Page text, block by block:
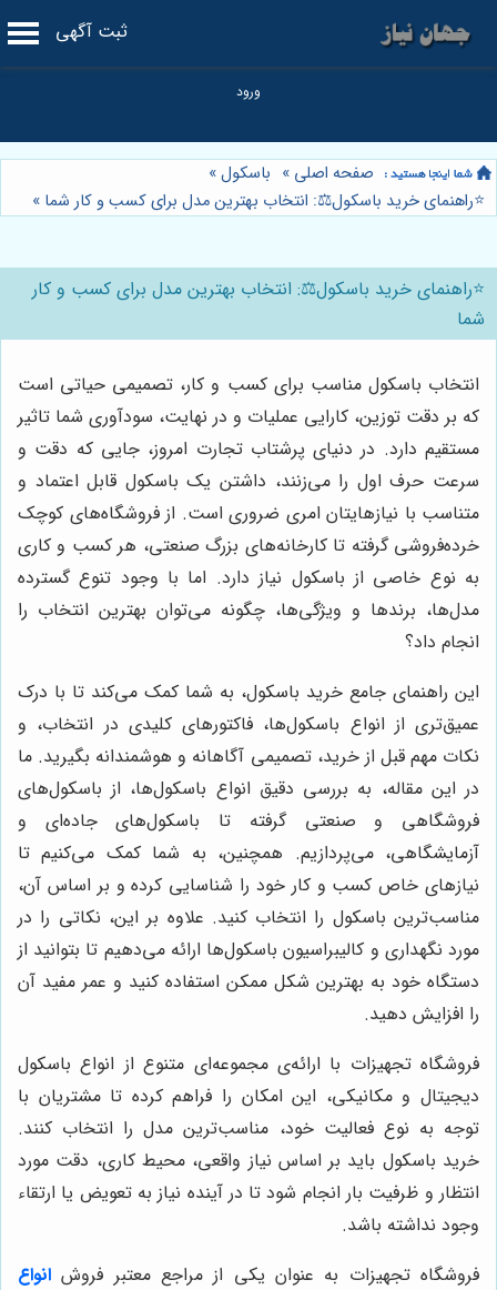
ثبت آگهی
صفحه اصلی » باسکول»
⭐️راهنمای خرید باسکول⚖️: انتخاب بهترین مدل برای کسب و کار شما »
⭐️راهنمای خرید باسکول⚖️: انتخاب بهترین مدل برای کسب و کار
شما
انتخاب باسکول مناسب برای کسب و کار، تصمیمی حیاتی است
که بر دقت توزین، کارایی عملیات و در نهایت، سودآوری شما تاثیر
مستقیم دارد. در دنیای پرشتاب تجارت امروز، جایی که دقت و
سرعت حرف اول را می‌زنند، داشتن یک باسکول قابل اعتماد و
متناسب با نیازهایتان امری ضروری است. از فروشگاه‌های کوچک
خرده‌فروشی گرفته تا کارخانه‌های بزرگ صنعتی، هر کسب و کاری
به نوع خاصی از باسکول نیاز دارد. اما با وجود تنوع گسترده
مدل‌ها، برندها و ویژگی‌ها، چگونه می‌توان بهترین انتخاب را
انجام داد؟
این راهنمای جامع خرید باسکول، به شما کمک می‌کند تا با درک
عمیق‌تری از انواع باسکول‌ها، فاکتورهای کلیدی در انتخاب، و
نکات مهم قبل از خرید، تصمیمی آگاهانه و هوشمندانه بگیرید. ما
در این مقاله، به بررسی دقیق انواع باسکول‌ها، از باسکول‌های
فروشگاهی و صنعتی گرفته تا باسکول‌های جاده‌ای و
آزمایشگاهی، می‌پردازیم. همچنین، به شما کمک می‌کنیم تا
نیازهای خاص کسب و کار خود را شناسایی کرده و بر اساس آن،
مناسب‌ترین باسکول را انتخاب کنید. علاوه بر این، نکاتی را در
مورد نگهداری و کالیبراسیون باسکول‌ها ارائه می‌دهیم تا بتوانید از
دستگاه خود به بهترین شکل ممکن استفاده کنید و عمر مفید آن
را افزایش دهید.
فروشگاه تجهیزات با ارائه‌ی مجموعه‌ای متنوع از انواع باسکول
دیجیتال و مکانیکی، این امکان را فراهم کرده تا مشتریان با
توجه به نوع فعالیت خود، مناسب‌ترین مدل را انتخاب کنند.
خرید باسکول باید بر اساس نیاز واقعی، محیط کاری، دقت مورد
انتظار و ظرفیت بار انجام شود تا در آینده نیاز به تعویض یا ارتقاء
وجود نداشته باشد.
فروشگاه تجهیزات به عنوان یکی از مراجع معتبر فروش انواع